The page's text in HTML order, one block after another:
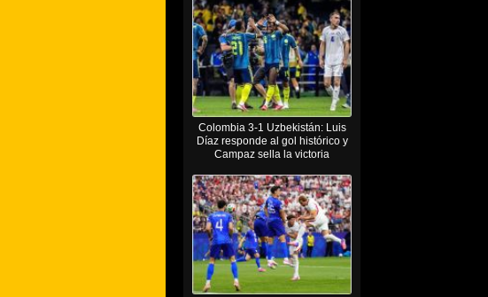
Colombia 3-1 Uzbekistán: Luis
Díaz responde al gol histórico y
Campaz sella la victoria